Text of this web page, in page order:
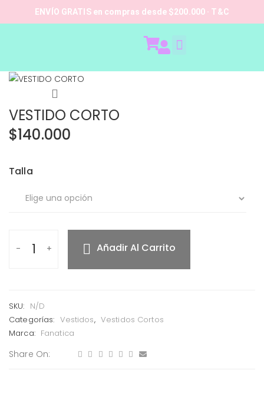
ENVÍO GRATIS en compras desde $200.000 · T&C
VESTIDO CORTO
$140.000
Talla
Añadir Al Carrito
SKU: N/D
Categorías: Vestidos, Vestidos Cortos
Marca: Fanatica
Share On: